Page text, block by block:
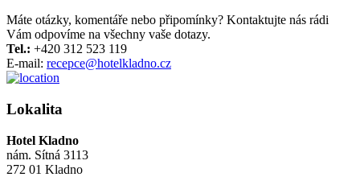
Máte otázky, komentáře nebo připomínky? Kontaktujte nás rádi
Vám odpovíme na všechny vaše dotazy.
Tel.: +420 312 523 119
E-mail: recepce@hotelkladno.cz
Lokalita
Hotel Kladno
nám. Sítná 3113
272 01 Kladno